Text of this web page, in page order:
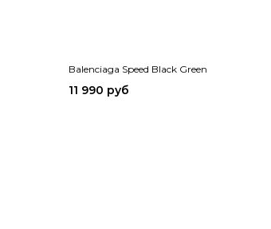
Balenciaga Speed Black Green
11 990 руб